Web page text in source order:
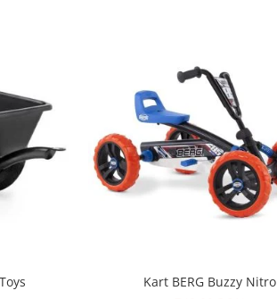
Kart BERG Buzzy Nitro